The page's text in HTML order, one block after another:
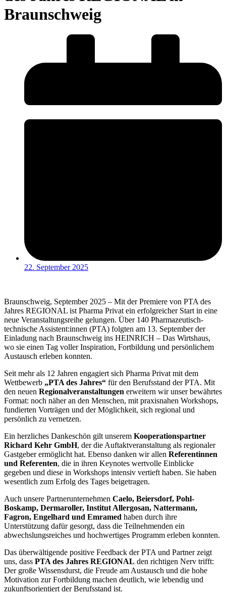
Braunschweig
22. September 2025
Braunschweig, September 2025 – Mit der Premiere von PTA des
Jahres REGIONAL ist Pharma Privat ein erfolgreicher Start in eine
neue Veranstaltungsreihe gelungen. Über 140 Pharmazeutisch-
technische Assistent:innen (PTA) folgten am 13. September der
Einladung nach Braunschweig ins HEINRICH – Das Wirtshaus,
wo sie einen Tag voller Inspiration, Fortbildung und persönlichem
Austausch erleben konnten.
Seit mehr als 12 Jahren engagiert sich Pharma Privat mit dem
Wettbewerb „PTA des Jahres“ für den Berufsstand der PTA. Mit
den neuen Regionalveranstaltungen erweitern wir unser bewährtes
Format: noch näher an den Menschen, mit praxisnahen Workshops,
fundierten Vorträgen und der Möglichkeit, sich regional und
persönlich zu vernetzen.
Ein herzliches Dankeschön gilt unserem Kooperationspartner
Richard Kehr GmbH, der die Auftaktveranstaltung als regionaler
Gastgeber ermöglicht hat. Ebenso danken wir allen Referentinnen
und Referenten, die in ihren Keynotes wertvolle Einblicke
gegeben und diese in Workshops intensiv vertieft haben. Sie haben
wesentlich zum Erfolg des Tages beigetragen.
Auch unsere Partnerunternehmen Caelo, Beiersdorf, Pohl-
Boskamp, Dermaroller, Institut Allergosan, Nattermann,
Fagron, Engelhard und Emramed haben durch ihre
Unterstützung dafür gesorgt, dass die Teilnehmenden ein
abwechslungsreiches und hochwertiges Programm erleben konnten.
Das überwältigende positive Feedback der PTA und Partner zeigt
uns, dass PTA des Jahres REGIONAL den richtigen Nerv trifft:
Der große Wissensdurst, die Freude am Austausch und die hohe
Motivation zur Fortbildung machen deutlich, wie lebendig und
zukunftsorientiert der Berufsstand ist.